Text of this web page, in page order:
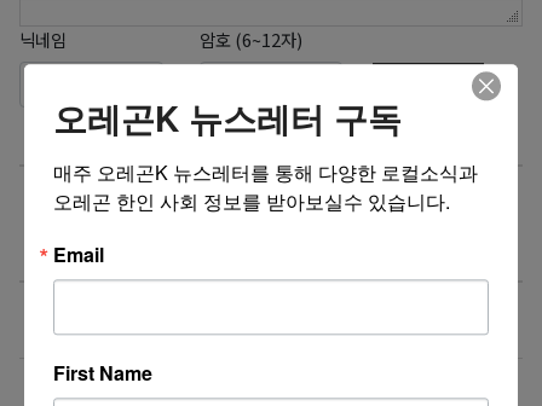
닉네임 암호 (6~12자)
구인 + 구직게시판에 최신 등록된 글
제목
(Lansing, MI)**
NEW
[LG Battery] 안전관리자 채용 (신입 가능 / 자격
오레곤K 뉴스레터 구독
매주 오레곤K 뉴스레터를 통해 다양한 로컬소식과
오레곤 한인 사회 정보를 받아보실수 있습니다.
Email
First Name